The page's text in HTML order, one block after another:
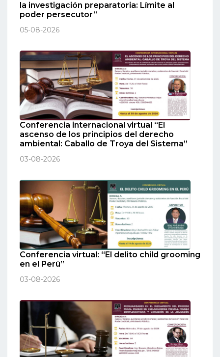
la investigación preparatoria: Límite al
poder persecutor”
05-08-2026
Conferencia internacional virtual “El
ascenso de los principios del derecho
ambiental: Caballo de Troya del Sistema”
03-08-2026
Conferencia virtual: “El delito child grooming
en el Perú”
03-08-2026